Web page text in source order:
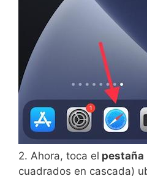
2. Ahora, toca el pestaña
cuadrados en cascada)